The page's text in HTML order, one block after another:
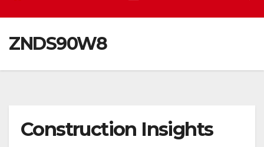
ZNDS90W8
Construction Insights